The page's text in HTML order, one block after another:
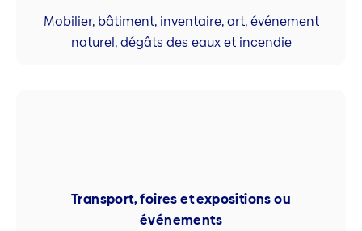
Mobilier, bâtiment, inventaire, art, événement
naturel, dégâts des eaux et incendie
Transport, foires et expositions ou
événements